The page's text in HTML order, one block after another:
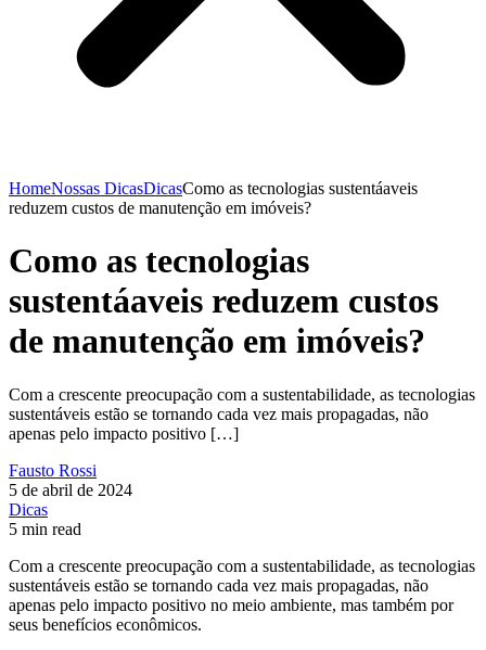
HomeNossas DicasDicasComo as tecnologias sustentáaveis
reduzem custos de manutenção em imóveis?
Como as tecnologias
sustentáaveis reduzem custos
de manutenção em imóveis?
Com a crescente preocupação com a sustentabilidade, as tecnologias
sustentáveis estão se tornando cada vez mais propagadas, não
apenas pelo impacto positivo […]
Fausto Rossi
5 de abril de 2024
Dicas
5 min read
Com a crescente preocupação com a sustentabilidade, as tecnologias
sustentáveis estão se tornando cada vez mais propagadas, não
apenas pelo impacto positivo no meio ambiente, mas também por
seus benefícios econômicos.